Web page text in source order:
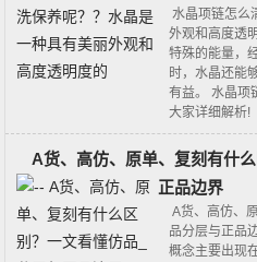
水晶项链怎么
外观和高度透
特殊的能量，
时，水晶还能
有益。 水晶项
大家详细解析!
A货、高仿、原单、复刻有什
正品边界
A货、高仿、
品分层与正品
概念主要出现